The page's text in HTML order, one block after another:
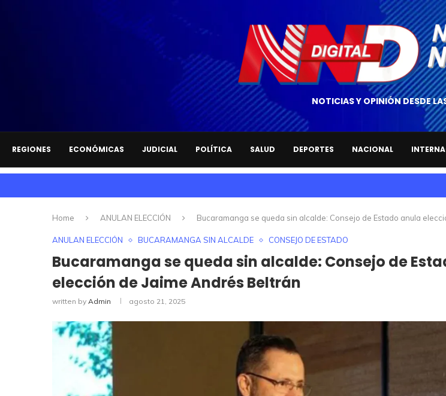
NOTICIAS Y OPINIÓN DESDE
REGIONES ECONÓMICAS JUDICIAL POLÍTICA SALUD DEPORTES NACIONAL
Home ANULAN ELECCIÓN Bucaramanga se queda sin alcalde: Consejo de Estado anula
ANULAN ELECCIÓN BUCARAMANGA SIN ALCALDE CONSEJO DE ESTADO
Bucaramanga se queda sin alcalde: Consejo de
elección de Jaime Andrés Beltrán
written by Admin agosto 21, 2025